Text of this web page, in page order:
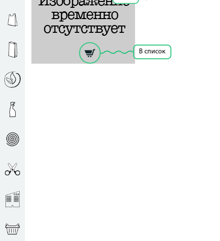
Кол-во ед. в упак.: 0
Рассчитать цену за единицу
В список